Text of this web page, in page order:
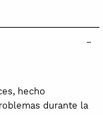
hecho
durante la